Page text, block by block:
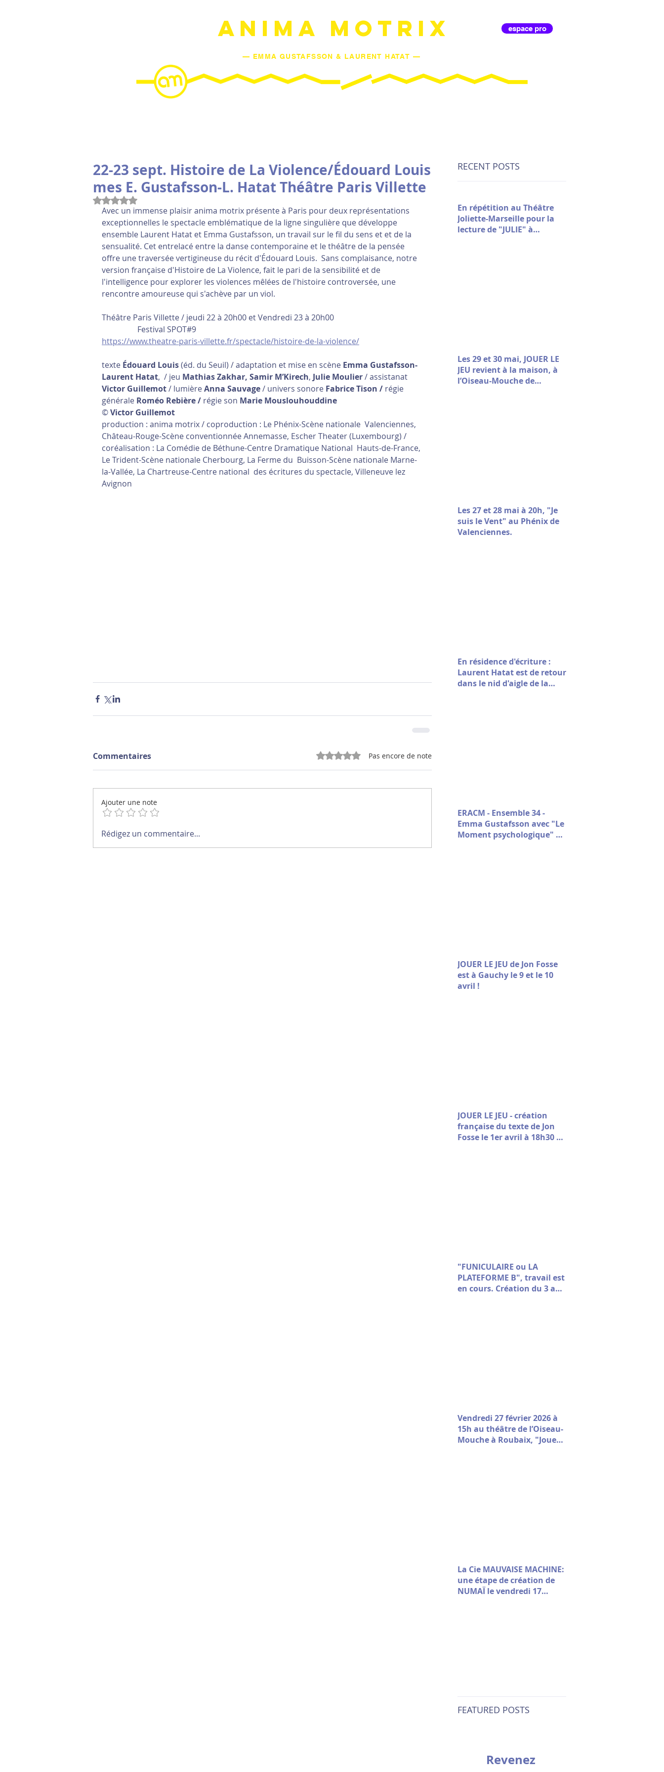
ANIMA MOTRIX espace pro
— EMMA GUSTAFSSON & LAURENT HATAT —
22-23 sept. Histoire de La Violence/Édouard Louis
mes E. Gustafsson-L. Hatat Théâtre Paris Villette
Noté NaN étoiles sur 5.
Avec un immense plaisir anima motrix présente à Paris pour deux représentations
exceptionnelles le spectacle emblématique de la ligne singulière que développe
ensemble Laurent Hatat et Emma Gustafsson, un travail sur le fil du sens et et de la
sensualité. Cet entrelacé entre la danse contemporaine et le théâtre de la pensée
offre une traversée vertigineuse du récit d'Édouard Louis.  Sans complaisance, notre
version française d'Histoire de La Violence, fait le pari de la sensibilité et de
l'intelligence pour explorer les violences mêlées de l'histoire controversée, une
rencontre amoureuse qui s'achève par un viol.
Théâtre Paris Villette / jeudi 22 à 20h00 et Vendredi 23 à 20h00
                  Festival SPOT#9
https://www.theatre-paris-villette.fr/spectacle/histoire-de-la-violence/
texte Édouard Louis (éd. du Seuil) / adaptation et mise en scène Emma Gustafsson-
Laurent Hatat,  / jeu Mathias Zakhar, Samir M’Kirech, Julie Moulier / assistanat
Victor Guillemot / lumière Anna Sauvage / univers sonore Fabrice Tison / régie
générale Roméo Rebière / régie son Marie Mouslouhouddine
© Victor Guillemot
production : anima motrix / coproduction : Le Phénix-Scène nationale  Valenciennes,
Château-Rouge-Scène conventionnée Annemasse, Escher Theater (Luxembourg) /
coréalisation : La Comédie de Béthune-Centre Dramatique National  Hauts-de-France,
Le Trident-Scène nationale Cherbourg, La Ferme du  Buisson-Scène nationale Marne-
la-Vallée, La Chartreuse-Centre national  des écritures du spectacle, Villeneuve lez
Avignon
Commentaires Noté 0 étoile sur 5.Pas encore de note
Ajouter une note
Rédigez un commentaire...
RECENT POSTS
En répétition au Théâtre
Joliette-Marseille pour la
lecture de "JULIE" à
Les 29 et 30 mai, JOUER LE
JEU revient à la maison, à
l’Oiseau-Mouche de
Les 27 et 28 mai à 20h, "Je
suis le Vent" au Phénix de
Valenciennes.
En résidence d'écriture :
Laurent Hatat est de retour
dans le nid d'aigle de la
ERACM - Ensemble 34 -
Emma Gustafsson avec "Le
Moment psychologique" de
JOUER LE JEU de Jon Fosse
est à Gauchy le 9 et le 10
avril !
JOUER LE JEU - création
française du texte de Jon
Fosse le 1er avril à 18h30 à
"FUNICULAIRE ou LA
PLATEFORME B", travail est
en cours. Création du 3 au
Vendredi 27 février 2026 à
15h au théâtre de l’Oiseau-
Mouche à Roubaix, "Jouer
La Cie MAUVAISE MACHINE:
une étape de création de
NUMAÏ le vendredi 17
FEATURED POSTS
Revenez